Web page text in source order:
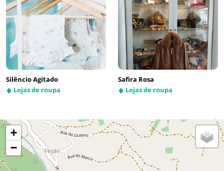
Silêncio Agitado
Lojas de roupa
Safira Rosa
Lojas de roupa
+
−